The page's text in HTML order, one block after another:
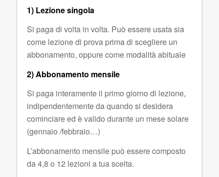
1) Lezione singola
Si paga di volta in volta. Può essere usata sia
come lezione di prova prima di scegliere un
abbonamento, oppure come modalità abituale
2) Abbonamento mensile
Si paga interamente il primo giorno di lezione,
indipendentemente da quando si desidera
cominciare ed è valido durante un mese solare
(gennaio /febbraio…)
L’abbonamento mensile può essere composto
da 4,8 o 12 lezioni a tua scelta.